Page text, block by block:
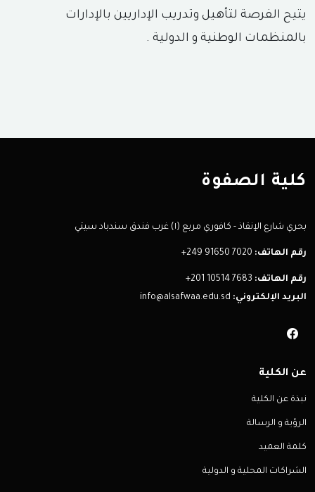
يتيح الفرصة لتأهيل وتدريب الإداريين بالإدارات
بالمنظمات الوطنية و الدولية .
كلية الصفوة
بحري شارع الإنقاذ - كافوري مربع (١) غرب فندق سندباد سيتي
رقم الهاتف: +249 91650 7020
رقم الهاتف: +201 10514 7683
البريد الإلكتروني: info@alsafwaa.edu.sd
عن الكلية
نبذة عن الكلية
الرؤية و الرسالة
كلمة العميد
الشراكات المحلية و الدولية